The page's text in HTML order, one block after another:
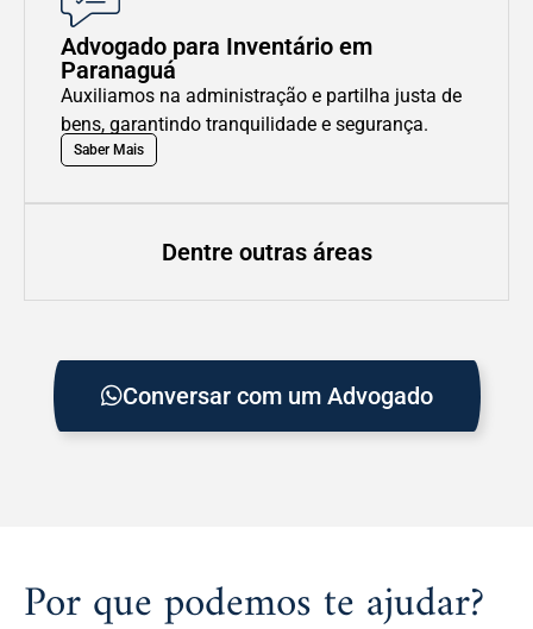
Advogado para Inventário em
Paranaguá
Auxiliamos na administração e partilha justa de
bens, garantindo tranquilidade e segurança.
Saber Mais
Dentre outras áreas
Conversar com um Advogado
Por que podemos te ajudar?